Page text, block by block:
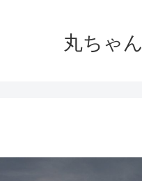
丸ちゃ